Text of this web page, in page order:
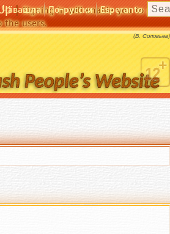
|Signing in will enable you to post
the users.
Чӑвашла По-русски Esperanto
Свобода - это когда не нужно выбирать.
(В. Соловьев)